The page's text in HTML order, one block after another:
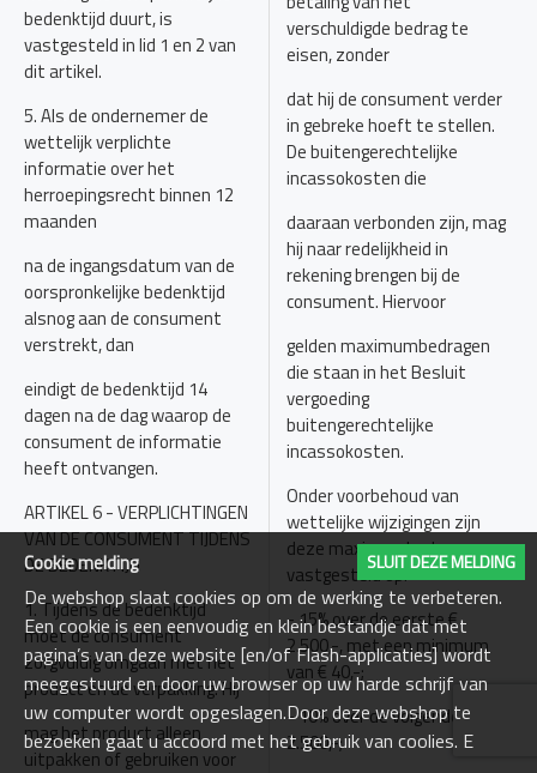
bedenktijd duurt, is
vastgesteld in lid 1 en 2 van
dit artikel.
5. Als de ondernemer de
wettelijk verplichte
informatie over het
herroepingsrecht binnen 12
maanden
na de ingangsdatum van de
oorspronkelijke bedenktijd
alsnog aan de consument
verstrekt, dan
eindigt de bedenktijd 14
dagen na de dag waarop de
consument de informatie
heeft ontvangen.
ARTIKEL 6 - VERPLICHTINGEN
VAN DE CONSUMENT TIJDENS
DE BEDENKTIJD
1. Tijdens de bedenktijd
moet de consument
zorgvuldig omgaan met het
product en de verpakking. Hij
mag het product alleen
uitpakken of gebruiken voor
verschuldigde bedrag te
eisen, zonder
dat hij de consument verder
in gebreke hoeft te stellen.
De buitengerechtelijke
incassokosten die
daaraan verbonden zijn, mag
hij naar redelijkheid in
rekening brengen bij de
consument. Hiervoor
gelden maximumbedragen
die staan in het Besluit
vergoeding
buitengerechtelijke
incassokosten.
Onder voorbehoud van
wettelijke wijzigingen zijn
deze maximumbedragen
vastgesteld op:
- 15% over de eerste €
2.500,-, met een minimum
van € 40,-;
- 10% over de volgende €
2.500,-;
SLUIT DEZE MELDING
Cookie melding
De webshop slaat cookies op om de werking te verbeteren.
Een cookie is een eenvoudig en klein bestandje dat met
pagina’s van deze website [en/of Flash-applicaties] wordt
meegestuurd en door uw browser op uw harde schrijf van
uw computer wordt opgeslagen.Door deze webshop te
bezoeken gaat u accoord met het gebruik van coolies. E